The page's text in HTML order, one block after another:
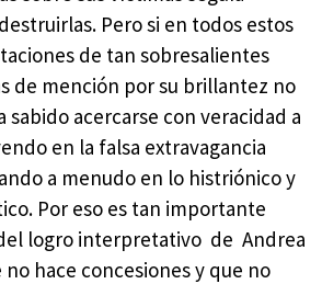
Pero si en todos estos
de tan sobresalientes
de mención por su brillantez no
sabido acercarse con veracidad a
en la falsa extravagancia
a menudo en lo histriónico y
Por eso es tan importante
logro interpretativo de Andrea
hace concesiones y que no